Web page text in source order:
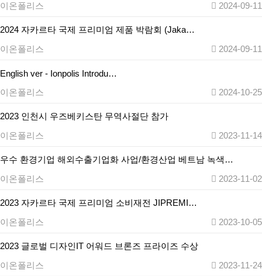
이온폴리스
2024-09-11
2024 자카르타 국제 프리미엄 제품 박람회 (Jaka…
이온폴리스
2024-09-11
English ver - Ionpolis Introdu…
이온폴리스
2024-10-25
2023 인천시 우즈베키스탄 무역사절단 참가
이온폴리스
2023-11-14
우수 환경기업 해외수출기업화 사업/환경산업 베트남 녹색…
이온폴리스
2023-11-02
2023 자카르타 국제 프리미엄 소비재전 JIPREMI…
이온폴리스
2023-10-05
2023 글로벌 디자인IT 어워드 브론즈 프라이즈 수상
이온폴리스
2023-11-24